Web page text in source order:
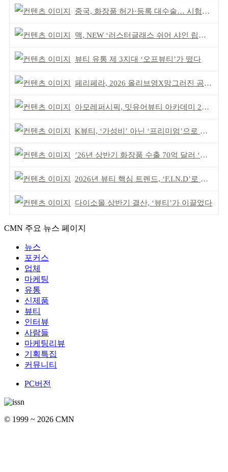
중국, 화장품 허가·등록 대수술… 시험자료 공용 허용
맥, NEW ‘러스터글래스 쉬어 샤인 립스틱’ 출시
뷰티 유통 제 3지대 ‘오프뷰티’가 떴다
페리페라, 2026 올리브영X망그러진 곰 콜라보
아모레퍼시픽, 밋유어뷰티 아카데미 2기 발대식
K뷰티, ‘가성비’ 아닌 ‘프리미엄’으로 승부걸어야
’26년 상반기 화장품 수출 70억 달러 ‘역대 최고’
2026년 뷰티 핵심 트렌드, ‘F.I.N.D’로 읽는다
다이소몰 상반기 결산, ‘뷰티’가 이끌었다
CMN 주요 뉴스 페이지
뉴스
포커스
업체
마케팅
유통
신제품
뷰티
인터뷰
사람들
마케팅리뷰
기획특집
커뮤니티
PC버전
© 1999 ~ 2026 CMN